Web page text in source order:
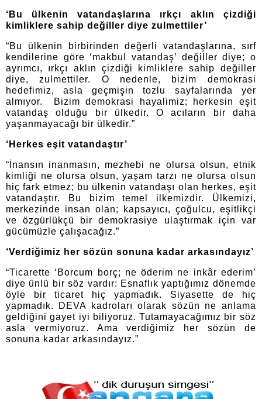
‘Bu ülkenin vatandaşlarına ırkçı aklın çizdiği
kimliklere sahip değiller diye zulmettiler’
“Bu ülkenin birbirinden değerli vatandaşlarına, sırf
kendilerine göre ‘makbul vatandaş’ değiller diye; o
ayrımcı, ırkçı aklın çizdiği kimliklere sahip değiller
diye, zulmettiler.
O nedenle, bizim demokrasi
hedefimiz, asla geçmişin tozlu sayfalarında yer
almıyor.
Bizim demokrasi hayalimiz; herkesin eşit
vatandaş olduğu bir ülkedir. O acıların bir daha
yaşanmayacağı bir ülkedir.”
‘Herkes eşit vatandaştır’
“İnansın inanmasın, mezhebi ne olursa olsun, etnik
kimliği ne olursa olsun, yaşam tarzı ne olursa olsun
hiç fark etmez; bu ülkenin vatandaşı olan herkes, eşit
vatandaştır. Bu bizim temel ilkemizdir.
Ülkemizi,
merkezinde insan olan; kapsayıcı, çoğulcu, eşitlikçi
ve özgürlükçü bir demokrasiye ulaştırmak için var
gücümüzle çalışacağız.”
‘Verdiğimiz her sözün sonuna kadar arkasındayız’
“Ticarette ‘Borcum borç; ne öderim ne inkâr ederim’
diye ünlü bir söz vardır: Esnaflık yaptığımız dönemde
öyle bir ticaret hiç yapmadık. Siyasette de hiç
yapmadık. DEVA kadroları olarak sözün ne anlama
geldiğini gayet iyi biliyoruz. Tutamayacağımız bir söz
asla vermiyoruz. Ama verdiğimiz her sözün de
sonuna kadar arkasındayız.”